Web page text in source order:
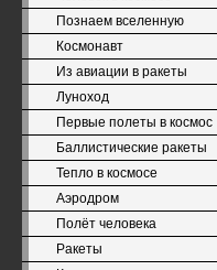
Познаем вселенную
Космонавт
Из авиации в ракеты
Луноход
Первые полеты в космос
Баллистические ракеты
Тепло в космосе
Аэродром
Полёт человека
Ракеты